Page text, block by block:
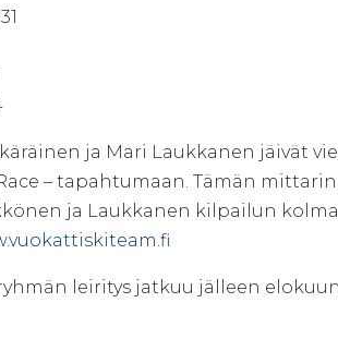
ja Mari Laukkanen jäivät
– tapahtumaan. Tämän
ja Laukkanen kilpailun
leiritys jatkuu jälleen